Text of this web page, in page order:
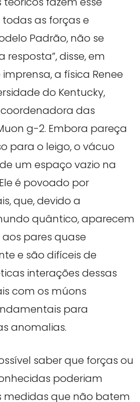
as forças e
Padrão, não se
disse, em
a física Renee
do Kentucky,
coordenadora das
g-2. Embora pareça
para o leigo, o vácuo
um espaço vazio na
é povoado por
que, devido a
quântico, aparecem
pares quase
e são difíceis de
interações dessas
com os múons
para
anomalias.
saber que forças ou
poderiam
medidas que não batem